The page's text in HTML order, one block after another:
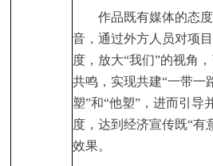
作品既有媒体的态度
音，通过外方人员对项
度，放大“我们”的视角
共鸣，实现共建“一带一
塑”和“他塑”，进而引导
度，达到经济宣传既“有
效果。